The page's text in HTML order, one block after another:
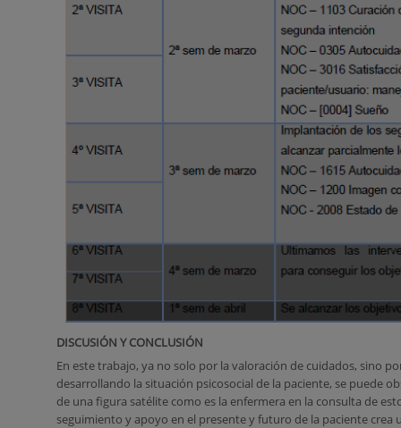
DISCUSIÓN Y CONCLUSIÓN
En este trabajo, ya no solo por la valoración de cuidados, sino
desarrollando la situación psicosocial de la paciente, se puede
de una figura satélite como es la enfermera en la consulta de
seguimiento y apoyo en el presente y futuro de la paciente crea